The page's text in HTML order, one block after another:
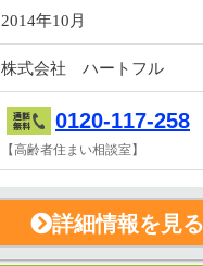
2014年10月
株式会社 ハートフル
0120-117-258
【高齢者住まい相談室】
詳細情報を見る